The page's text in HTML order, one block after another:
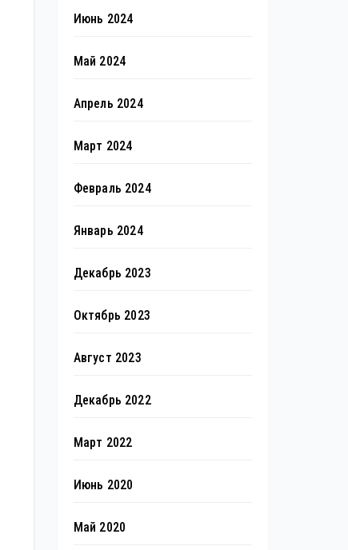
Июнь 2024
Май 2024
Апрель 2024
Март 2024
Февраль 2024
Январь 2024
Декабрь 2023
Октябрь 2023
Август 2023
Декабрь 2022
Март 2022
Июнь 2020
Май 2020